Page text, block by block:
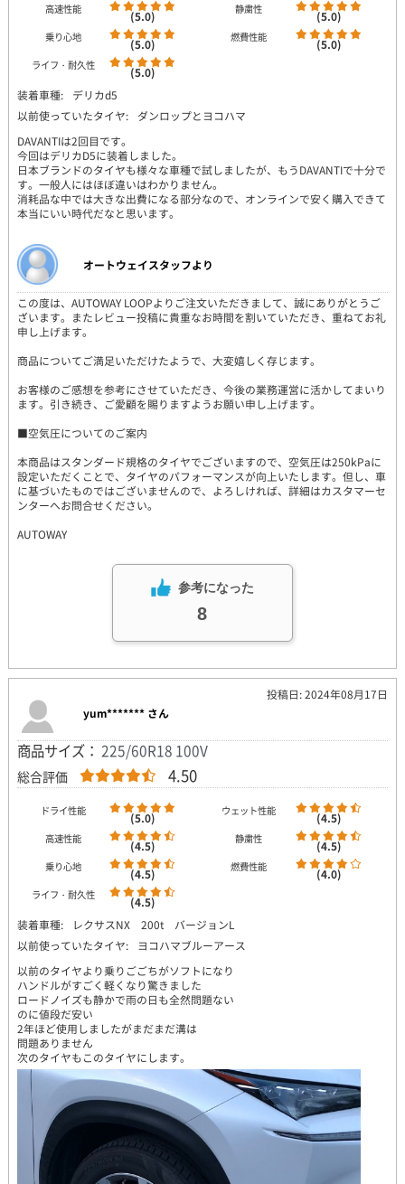
高速性能 (5.0) 静粛性 (5.0)
乗り心地 (5.0) 燃費性能 (5.0)
ライフ・耐久性
(5.0)
装着車種:
デリカd5
以前使っていたタイヤ:
ダンロップとヨコハマ
DAVANTIは2回目です。
今回はデリカD5に装着しました。
日本ブランドのタイヤも様々な車種で試しましたが、もうDAVANTIで十分で
す。一般人にはほぼ違いはわかりません。
消耗品な中では大きな出費になる部分なので、オンラインで安く購入できて
本当にいい時代だなと思います。
オートウェイスタッフより
この度は、AUTOWAY LOOPよりご注文いただきまして、誠にありがとうご
ざいます。またレビュー投稿に貴重なお時間を割いていただき、重ねてお礼
申し上げます。
商品についてご満足いただけたようで、大変嬉しく存じます。
お客様のご感想を参考にさせていただき、今後の業務運営に活かしてまいり
ます。引き続き、ご愛顧を賜りますようお願い申し上げます。
■空気圧についてのご案内
本商品はスタンダード規格のタイヤでございますので、空気圧は250kPaに
設定いただくことで、タイヤのパフォーマンスが向上いたします。但し、車
に基づいたものではございませんので、よろしければ、詳細はカスタマーセ
ンターへお問合せください。
AUTOWAY
参考になった
8
投稿日: 2024年08月17日
yum******* さん
商品サイズ： 225/60R18 100V
総合評価 4.50
ドライ性能 (5.0) ウェット性能 (4.5)
高速性能 (4.5) 静粛性 (4.5)
乗り心地 (4.5) 燃費性能 (4.0)
ライフ・耐久性
(4.5)
装着車種:
レクサスNX 200t バージョンL
以前使っていたタイヤ:
ヨコハマブルーアース
以前のタイヤより乗りごごちがソフトになり
ハンドルがすごく軽くなり驚きました
ロードノイズも静かで雨の日も全然問題ない
のに値段だ安い
2年ほど使用しましたがまだまだ溝は
問題ありません
次のタイヤもこのタイヤにします。